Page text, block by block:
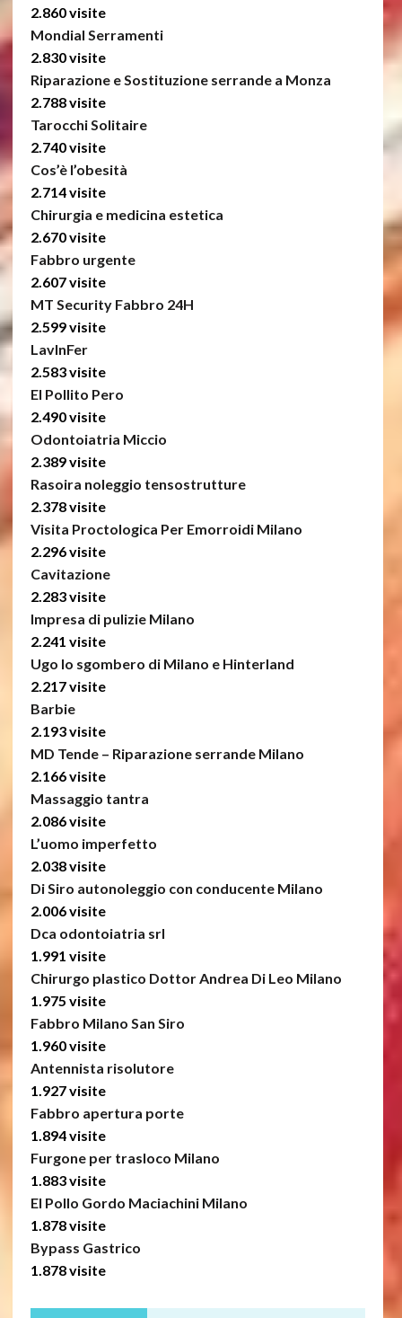
2.860 visite
Mondial Serramenti
2.830 visite
Riparazione e Sostituzione serrande a Monza
2.788 visite
Tarocchi Solitaire
2.740 visite
Cos’è l’obesità
2.714 visite
Chirurgia e medicina estetica
2.670 visite
Fabbro urgente
2.607 visite
MT Security Fabbro 24H
2.599 visite
LavInFer
2.583 visite
El Pollito Pero
2.490 visite
Odontoiatria Miccio
2.389 visite
Rasoira noleggio tensostrutture
2.378 visite
Visita Proctologica Per Emorroidi Milano
2.296 visite
Cavitazione
2.283 visite
Impresa di pulizie Milano
2.241 visite
Ugo lo sgombero di Milano e Hinterland
2.217 visite
Barbie
2.193 visite
MD Tende – Riparazione serrande Milano
2.166 visite
Massaggio tantra
2.086 visite
L’uomo imperfetto
2.038 visite
Di Siro autonoleggio con conducente Milano
2.006 visite
Dca odontoiatria srl
1.991 visite
Chirurgo plastico Dottor Andrea Di Leo Milano
1.975 visite
Fabbro Milano San Siro
1.960 visite
Antennista risolutore
1.927 visite
Fabbro apertura porte
1.894 visite
Furgone per trasloco Milano
1.883 visite
El Pollo Gordo Maciachini Milano
1.878 visite
Bypass Gastrico
1.878 visite